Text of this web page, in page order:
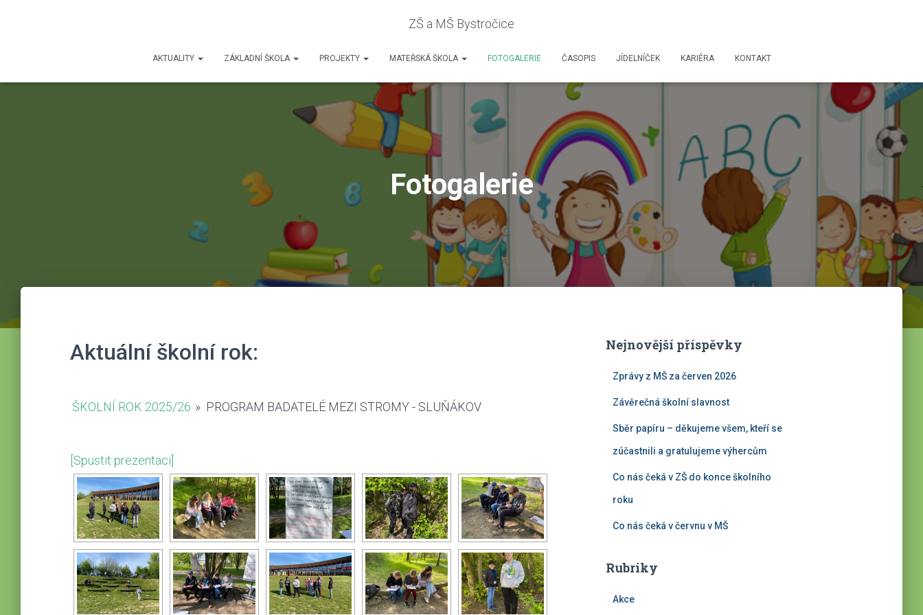
ZŠ a MŠ Bystročice
AKTUALITY ZÁKLADNÍ ŠKOLA PROJEKTY MATEŘSKÁ ŠKOLA FOTOGALERIE ČASOPIS JÍDELNÍČEK KARIÉRA KONTAKT
Fotogalerie
Aktuální školní rok:
ŠKOLNÍ ROK 2025/26 » PROGRAM BADATELÉ MEZI STROMY - SLUŇÁKOV
[Spustit prezentaci]
Nejnovější příspěvky
Zprávy z MŠ za červen 2026
Závěrečná školní slavnost
Sběr papíru – děkujeme všem, kteří se
zúčastnili a gratulujeme výhercům
Co nás čeká v ZŠ do konce školního
roku
Co nás čeká v červnu v MŠ
Rubriky
Akce